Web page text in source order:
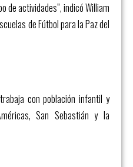
de actividades”, indicó William
de Fútbol para la Paz del
con población infantil y
San Sebastián y la